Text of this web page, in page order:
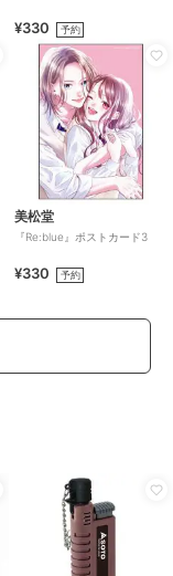
¥330 予約
美松堂
『Re:blue』ポストカード3
¥330 予約